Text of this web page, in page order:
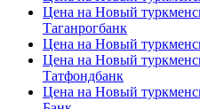
Цена на Новый
Таганрогбанк
Цена на Новый
Цена на Новый
Татфондбанк
Цена на Новый